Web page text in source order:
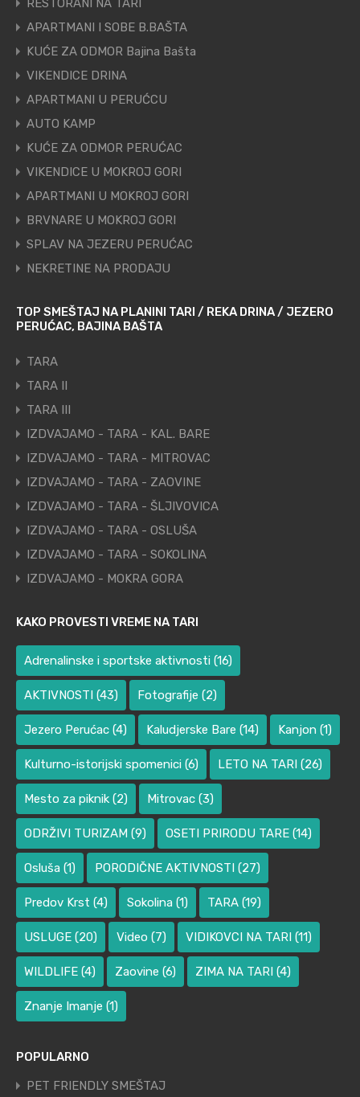
RESTORANI NA TARI
APARTMANI I SOBE B.BAŠTA
KUĆE ZA ODMOR Bajina Bašta
VIKENDICE DRINA
APARTMANI U PERUĆCU
AUTO KAMP
KUĆE ZA ODMOR PERUĆAC
VIKENDICE U MOKROJ GORI
APARTMANI U MOKROJ GORI
BRVNARE U MOKROJ GORI
SPLAV NA JEZERU PERUĆAC
NEKRETINE NA PRODAJU
TOP SMEŠTAJ NA PLANINI TARI / REKA DRINA / JEZERO
PERUĆAC, BAJINA BAŠTA
TARA
TARA II
TARA III
IZDVAJAMO - TARA - KAL. BARE
IZDVAJAMO - TARA - MITROVAC
IZDVAJAMO - TARA - ZAOVINE
IZDVAJAMO - TARA - ŠLJIVOVICA
IZDVAJAMO - TARA - OSLUŠA
IZDVAJAMO - TARA - SOKOLINA
IZDVAJAMO - MOKRA GORA
KAKO PROVESTI VREME NA TARI
Adrenalinske i sportske aktivnosti (16)
AKTIVNOSTI (43) Fotografije (2)
Jezero Perućac (4) Kaludjerske Bare (14) Kanjon (1)
Kulturno-istorijski spomenici (6) LETO NA TARI (26)
Mesto za piknik (2) Mitrovac (3)
ODRŽIVI TURIZAM (9) OSETI PRIRODU TARE (14)
Osluša (1) PORODIČNE AKTIVNOSTI (27)
Predov Krst (4) Sokolina (1) TARA (19)
USLUGE (20) Video (7) VIDIKOVCI NA TARI (11)
WILDLIFE (4) Zaovine (6) ZIMA NA TARI (4)
Znanje Imanje (1)
POPULARNO
PET FRIENDLY SMEŠTAJ